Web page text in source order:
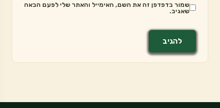
שמור בדפדפן זה את השם, האימייל והאתר שלי לפעם הבאה
שאגיב.